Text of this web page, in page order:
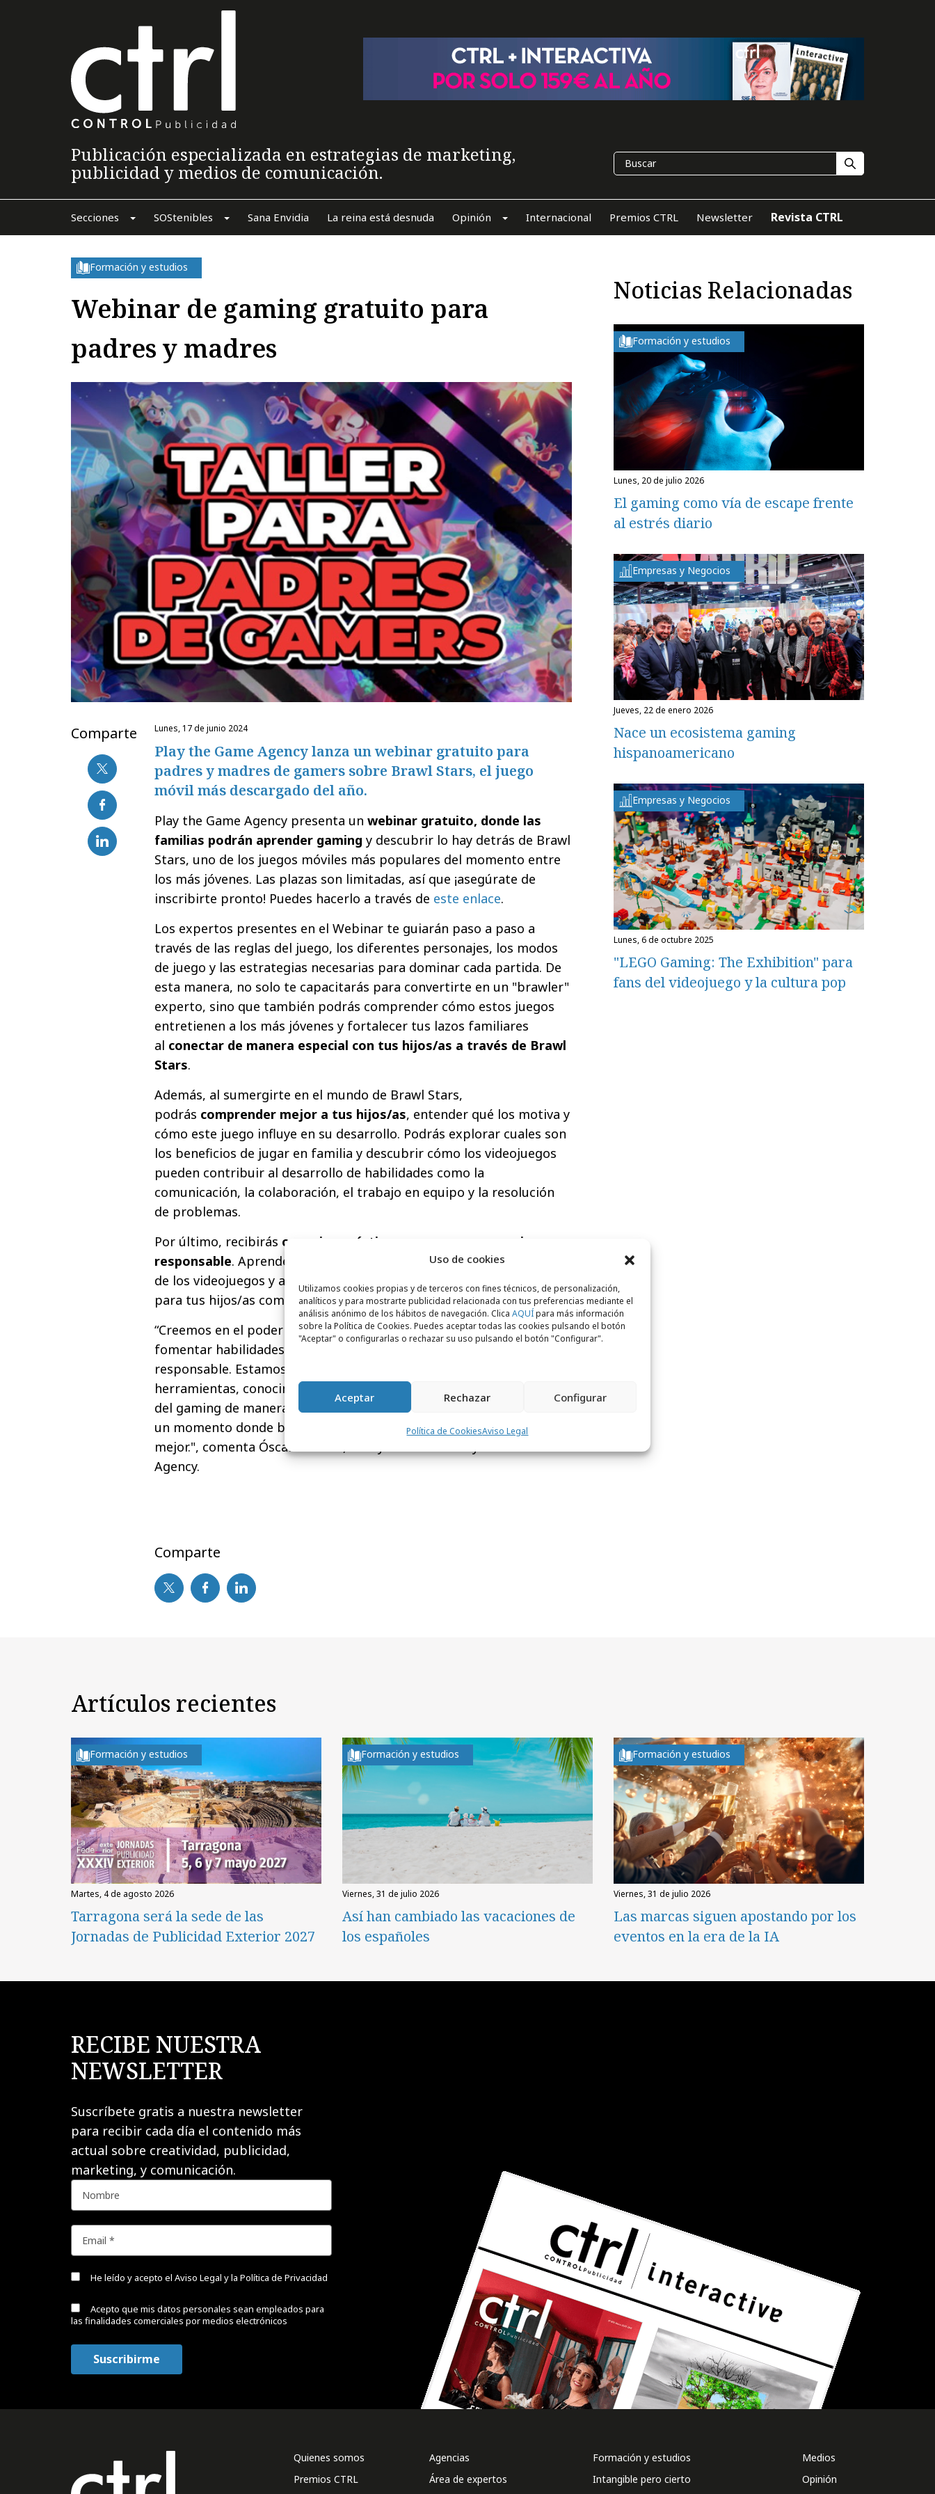
Uso de cookies
Utilizamos cookies propias y de terceros con fines técnicos, de personalización,
analíticos y para mostrarte publicidad relacionada con tus preferencias mediante el
análisis anónimo de los hábitos de navegación. Clica AQUÍpara más información
sobre la Política de Cookies. Puedes aceptar todas las cookies pulsando el botón
"Aceptar" o configurarlas o rechazar su uso pulsando el botón "Configurar".
Aceptar Rechazar Configurar
Política de CookiesAviso Legal
Publicación especializada en estrategias de marketing,
publicidad y medios de comunicación.
Secciones SOStenibles Sana Envidia La reina está desnuda Opinión Internacional Premios CTRL Newsletter Revista CTRL
Formación y estudios
Webinar de gaming gratuito para
padres y madres
Comparte lunes, 17 de junio 2024
Play the Game Agency lanza un webinar gratuito para
padres y madres de gamers sobre Brawl Stars, el juego
móvil más descargado del año.
Play the Game Agency presenta un webinar gratuito, donde las
familias podrán aprender gaming y descubrir lo hay detrás de Brawl
Stars, uno de los juegos móviles más populares del momento entre
los más jóvenes. Las plazas son limitadas, así que ¡asegúrate de
inscribirte pronto! Puedes hacerlo a través de este enlace.
Los expertos presentes en el Webinar te guiarán paso a paso a
través de las reglas del juego, los diferentes personajes, los modos
de juego y las estrategias necesarias para dominar cada partida. De
esta manera, no solo te capacitarás para convertirte en un "brawler"
experto, sino que también podrás comprender cómo estos juegos
entretienen a los más jóvenes y fortalecer tus lazos familiares
al conectar de manera especial con tus hijos/as a través de Brawl
Stars.
Además, al sumergirte en el mundo de Brawl Stars,
podrás comprender mejor a tus hijos/as, entender qué los motiva y
cómo este juego influye en su desarrollo. Podrás explorar cuales son
los beneficios de jugar en familia y descubrir cómo los videojuegos
pueden contribuir al desarrollo de habilidades como la
comunicación, la colaboración, el trabajo en equipo y la resolución
de problemas.
Por último, recibirás consejos prácticos para promover un juego
responsable. Aprenderás a establecer límites saludables en el uso
de los videojuegos y a fomentar hábitos de juego positivos tanto
para tus hijos/as como para ti.
“Creemos en el poder de los videojuegos para fortalecer vínculos,
fomentar habilidades clave y promover un entretenimiento
responsable. Estamos comprometidos en ofrecer a las familias
herramientas, conocimientos y recursos para disfrutar del mundo
del gaming de manera segura y significativa junto con sus hijos/as en
un momento donde buscamos vías que nos ayuden a conectar
mejor.", comenta Óscar Soriano, CEO y
Agency.
Comparte
Noticias Relacionadas
Formación y estudios
lunes, 20 de julio 2026
El gaming como vía de escape frente
al estrés diario
Empresas y Negocios
jueves, 22 de enero 2026
Nace un ecosistema gaming
hispanoamericano
Empresas y Negocios
lunes, 6 de octubre 2025
"LEGO Gaming: The Exhibition" para
fans del videojuego y la cultura pop
Artículos recientes
Formación y estudios
martes, 4 de agosto 2026
Tarragona será la sede de las
Jornadas de Publicidad Exterior 2027
Formación y estudios
viernes, 31 de julio 2026
Así han cambiado las vacaciones de
los españoles
Formación y estudios
viernes, 31 de julio 2026
Las marcas siguen apostando por los
eventos en la era de la IA
RECIBE NUESTRA
NEWSLETTER
Suscríbete gratis a nuestra newsletter
para recibir cada día el contenido más
actual sobre creatividad, publicidad,
marketing, y comunicación.
He leído y acepto el Aviso Legal y la Política de Privacidad
Acepto que mis datos personales sean empleados para
las finalidades comerciales por medios electrónicos
Quienes somos
Premios CTRL
Agencias
Área de expertos
Formación y estudios
Intangible pero cierto
Medios
Opinión